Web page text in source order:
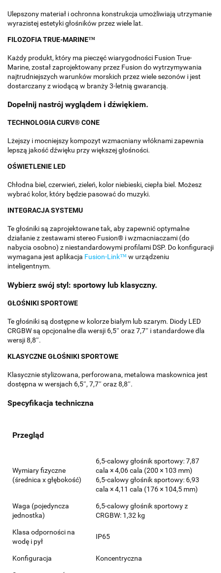
Ulepszony materiał i ochronna konstrukcja umożliwiają utrzymanie
wyrazistej estetyki głośników przez wiele lat.
FILOZOFIA TRUE-MARINE™
Każdy produkt, który ma pieczęć wiarygodności Fusion True-
Marine, został zaprojektowany przez Fusion do wytrzymywania
najtrudniejszych warunków morskich przez wiele sezonów i jest
dostarczany z wiodącą w branży 3-letnią gwarancją.
Dopełnij nastrój wyglądem i dźwiękiem.
TECHNOLOGIA CURV® CONE
Lżejszy i mocniejszy kompozyt wzmacniany włóknami zapewnia
lepszą jakość dźwięku przy większej głośności.
OŚWIETLENIE LED
Chłodna biel, czerwień, zieleń, kolor niebieski, ciepła biel. Możesz
wybrać kolor, który będzie pasować do muzyki.
INTEGRACJA SYSTEMU
Te głośniki są zaprojektowane tak, aby zapewnić optymalne
działanie z zestawami stereo Fusion® i wzmacniaczami (do
nabycia osobno) z niestandardowymi profilami DSP. Do konfiguracji
wymagana jest aplikacja Fusion-Link™ w urządzeniu
inteligentnym.
Wybierz swój styl: sportowy lub klasyczny.
GŁOŚNIKI SPORTOWE
Te głośniki są dostępne w kolorze białym lub szarym. Diody LED
CRGBW są opcjonalne dla wersji 6,5″ oraz 7,7″ i standardowe dla
wersji 8,8″.
KLASYCZNE GŁOŚNIKI SPORTOWE
Klasycznie stylizowana, perforowana, metalowa maskownica jest
dostępna w wersjach 6,5″, 7,7″ oraz 8,8″.
Specyfikacja techniczna
Przegląd
Wymiary fizyczne
(średnica x głębokość)
6,5-calowy głośnik sportowy: 7,87
cala × 4,06 cala (200 × 103 mm)
6,5-calowy głośnik sportowy: 6,93
cala × 4,11 cala (176 × 104,5 mm)
Waga (pojedyncza
jednostka)
6,5-calowy głośnik sportowy z
CRGBW: 1,32 kg
Klasa odporności na
wodę i pył
IP65
Konfiguracja Koncentryczna